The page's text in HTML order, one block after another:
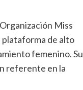
Miss
plataforma de alto
femenino. Su
referente en la